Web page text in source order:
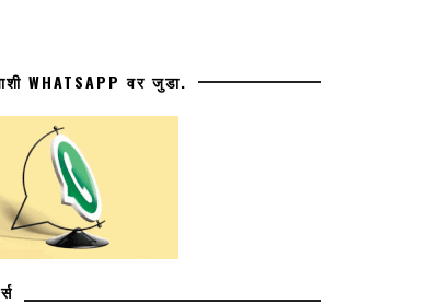
WHATSAPP वर जुडा.